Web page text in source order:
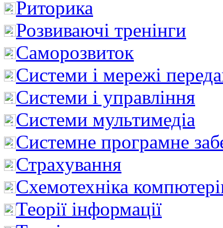
Риторика
Розвиваючі тренінги
Саморозвиток
Системи і мережі
Системи і управління
Системи мультимедіа
Системне програмне
Страхування
Схемотехніка
Теорії інформації